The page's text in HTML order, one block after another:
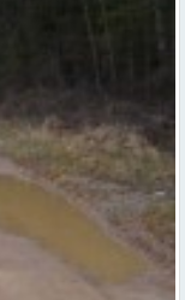
šķīdonis